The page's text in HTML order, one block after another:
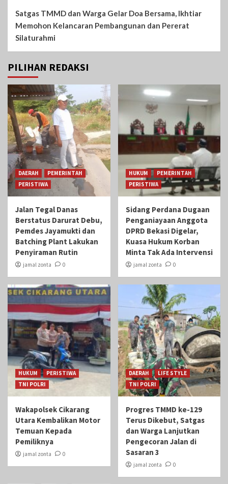
Satgas TMMD dan Warga Gelar Doa Bersama, Ikhtiar
Memohon Kelancaran Pembangunan dan Pererat
Silaturahmi
PILIHAN REDAKSI
DAERAH
PEMERINTAH
PERISTIWA
Jalan Tegal Danas
Berstatus Darurat Debu,
Pemdes Jayamukti dan
Batching Plant Lakukan
Penyiraman Rutin
jamal zonta 0
HUKUM
PEMERINTAH
PERISTIWA
Sidang Perdana Dugaan
Penganiayaan Anggota
DPRD Bekasi Digelar,
Kuasa Hukum Korban
Minta Tak Ada Intervensi
jamal zonta 0
HUKUM
PERISTIWA
TNI POLRI
Wakapolsek Cikarang
Utara Kembalikan Motor
Temuan Kepada
Pemiliknya
jamal zonta 0
DAERAH
LIFE STYLE
TNI POLRI
Progres TMMD ke-129
Terus Dikebut, Satgas
dan Warga Lanjutkan
Pengecoran Jalan di
Sasaran 3
jamal zonta 0